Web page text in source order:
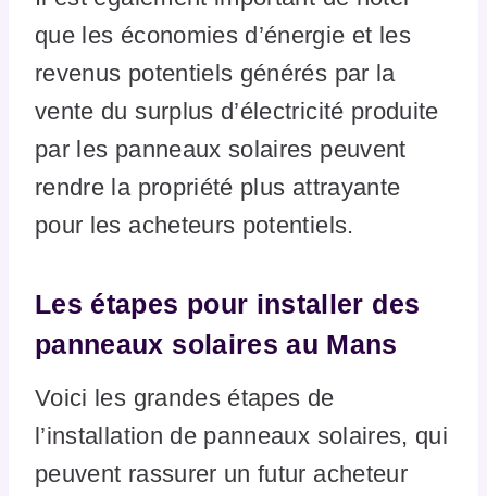
que les économies d’énergie et les
revenus potentiels générés par la
vente du surplus d’électricité produite
par les panneaux solaires peuvent
rendre la propriété plus attrayante
pour les acheteurs potentiels.
Les étapes pour installer des
panneaux solaires au Mans
Voici les grandes étapes de
l’installation de panneaux solaires, qui
peuvent rassurer un futur acheteur